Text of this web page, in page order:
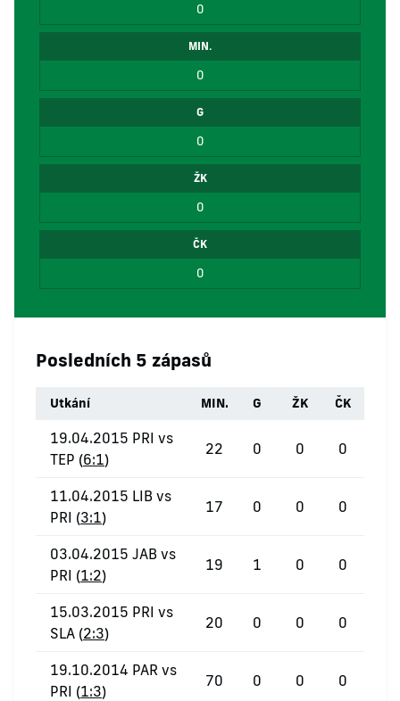
0
MIN.
0
G
0
ŽK
0
ČK
0
Posledních 5 zápasů
Utkání MIN. G ŽK ČK
19.04.2015 PRI vs
TEP (6:1)
22 0 0 0
11.04.2015 LIB vs
PRI (3:1)
17 0 0 0
03.04.2015 JAB vs
PRI (1:2)
19 1 0 0
15.03.2015 PRI vs
SLA (2:3)
20 0 0 0
19.10.2014 PAR vs
PRI (1:3)
70 0 0 0